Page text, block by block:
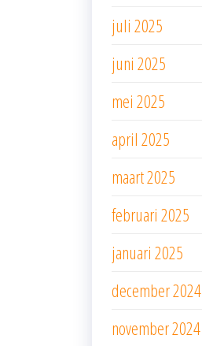
juli 2025
juni 2025
mei 2025
april 2025
maart 2025
februari 2025
januari 2025
december 2024
november 2024